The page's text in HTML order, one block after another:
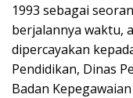
1993 sebagai
berjalannya waktu,
dipercayakan
Pendidikan, Dinas
Badan